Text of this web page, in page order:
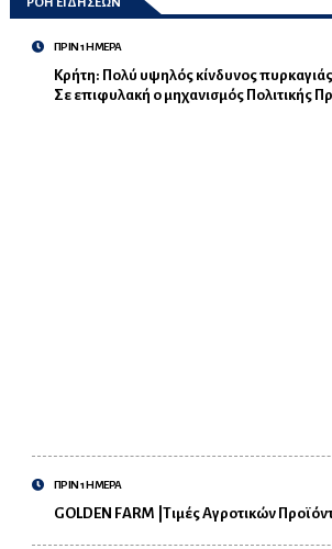
ΡΟΗ ΕΙΔΗΣΕΩΝ
ΠΡΙΝ 1 ΗΜΕΡΑ
Κρήτη: Πολύ υψηλός κίνδυνος
Σε επιφυλακή ο μηχανισμός Πολιτικής
ΠΡΙΝ 1 ΗΜΕΡΑ
GOLDEN FARM |Τιμές Αγροτικών